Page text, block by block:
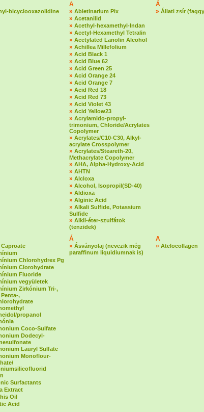
bicyclooxazolidine
A
» Abietinarium Pix
» Acetanilid
» Acethyl-hexamethyl-Indan
» Acetyl-Hexamethyl Tetralin
» Acetylated Lanolin Alcohol
» Achillea Millefolium
» Acid Black 1
» Acid Blue 62
» Acid Green 25
» Acid Orange 24
» Acid Orange 7
» Acid Red 18
» Acid Red 73
» Acid Violet 43
» Acid Yellow23
» Acrylamido-propyl-
trimonium, Chloride/Acrylates
Copolymer
» Acrylates/C10-C30, Alkyl-
acrylate Crosspolymer
» Acrylates/Steareth-20,
Methacrylate Copolymer
» AHA, Alpha-Hydroxy-Acid
» AHTN
» Alcloxa
» Alcohol, Isopropil(SD-40)
» Aldioxa
» Alginic Acid
» Alkali Sulfide, Potassium
Sulfide
» Alkil-éter-szulfátok
(tenzidek)
Á
» Állati zsír
Chlorohydrex Pg
Clorohydrate
Fluoride
vegyületek
Zirkónium Tri-,
Penta-,
propanol
Coco-Sulfate
Dodecyl-
Lauryl Sulfate
Monoflour-
Surfactants
Extract
Oil
Acid
Á
» Ásványolaj (nevezik még
paraffinum liquidiumnak is)
A
» Atelocollagen